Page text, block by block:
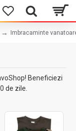
Imbracaminte
Beneficiezi
de zile.